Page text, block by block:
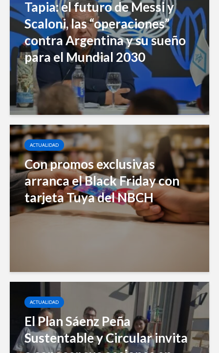
Tapia: el futuro de Messi y
Scaloni, las “operaciones”
contra Argentina y su sueño
para el Mundial 2030
ACTUALIDAD
Con promos exclusivas
arranca el Black Friday con
tarjeta Tuya del NBCH
ACTUALIDAD
El Plan Sáenz Peña
Sustentable y Circular invita